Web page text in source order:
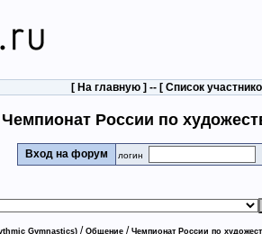
[ На главную ] -- [ Список
Чемпионат России по
Вход на форум логин
Gymnastics) / Общение / Чемпионат России по